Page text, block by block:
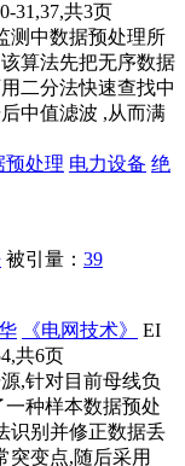
31,37,共3页
测中数据预处理所
算法先把无序数据
二分法快速查找中
中值滤波 ,从而满
预处理 电力设备 绝
被引量： 39
《电网技术》
EI
共6页
,针对目前母线负
种样本数据预处
识别并修正数据丢
突变点,随后采用